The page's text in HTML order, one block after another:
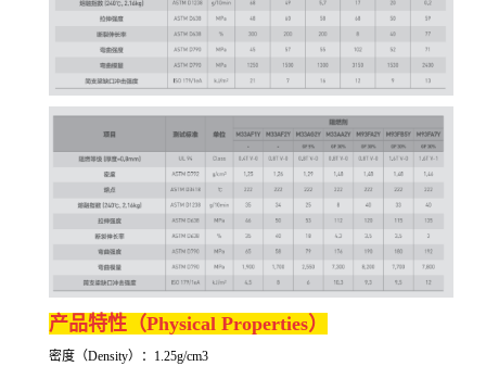
产品特性（Physical Properties）
密度（Density）：1.25g/cm3